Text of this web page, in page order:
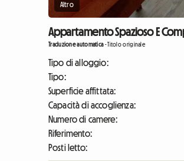
Altro
Appartamento Spazioso E
Traduzione automatica-Titolo originale
Tipo di alloggio:
Tipo:
Superficie affittata:
Capacità di accoglienza:
Numero di camere:
Riferimento:
Posti letto: